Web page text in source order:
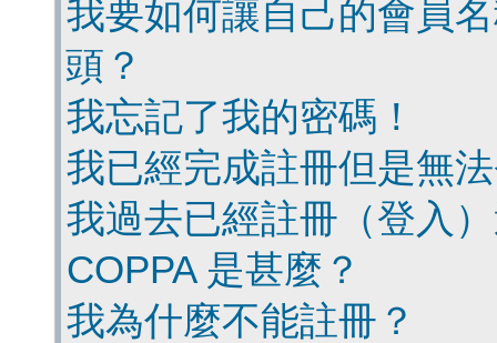
我要如何讓自己的會員
頭？
我忘記了我的密碼！
我已經完成註冊但是無
我過去已經註冊（登入
COPPA 是甚麼？
我為什麼不能註冊？